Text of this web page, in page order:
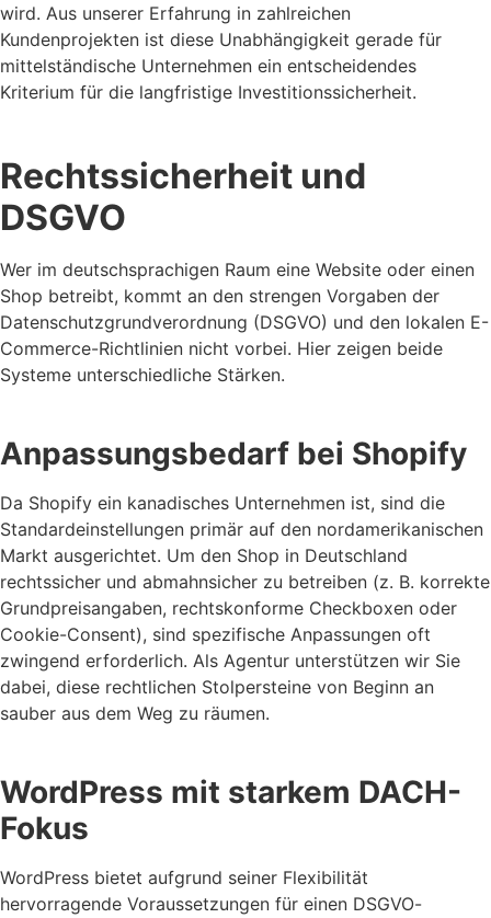
wird. Aus unserer Erfahrung in zahlreichen
Kundenprojekten ist diese Unabhängigkeit gerade für
mittelständische Unternehmen ein entscheidendes
Kriterium für die langfristige Investitionssicherheit.
Rechtssicherheit und
DSGVO
Wer im deutschsprachigen Raum eine Website oder einen
Shop betreibt, kommt an den strengen Vorgaben der
Datenschutzgrundverordnung (DSGVO) und den lokalen E-
Commerce-Richtlinien nicht vorbei. Hier zeigen beide
Systeme unterschiedliche Stärken.
Anpassungsbedarf bei Shopify
Da Shopify ein kanadisches Unternehmen ist, sind die
Standardeinstellungen primär auf den nordamerikanischen
Markt ausgerichtet. Um den Shop in Deutschland
rechtssicher und abmahnsicher zu betreiben (z. B. korrekte
Grundpreisangaben, rechtskonforme Checkboxen oder
Cookie-Consent), sind spezifische Anpassungen oft
zwingend erforderlich. Als Agentur unterstützen wir Sie
dabei, diese rechtlichen Stolpersteine von Beginn an
sauber aus dem Weg zu räumen.
WordPress mit starkem DACH-
Fokus
WordPress bietet aufgrund seiner Flexibilität
hervorragende Voraussetzungen für einen DSGVO-